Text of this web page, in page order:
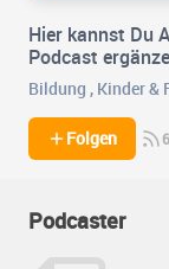
Hier kannst Du
Podcast
Bildung , Kinder &
Folgen 6
Podcaster